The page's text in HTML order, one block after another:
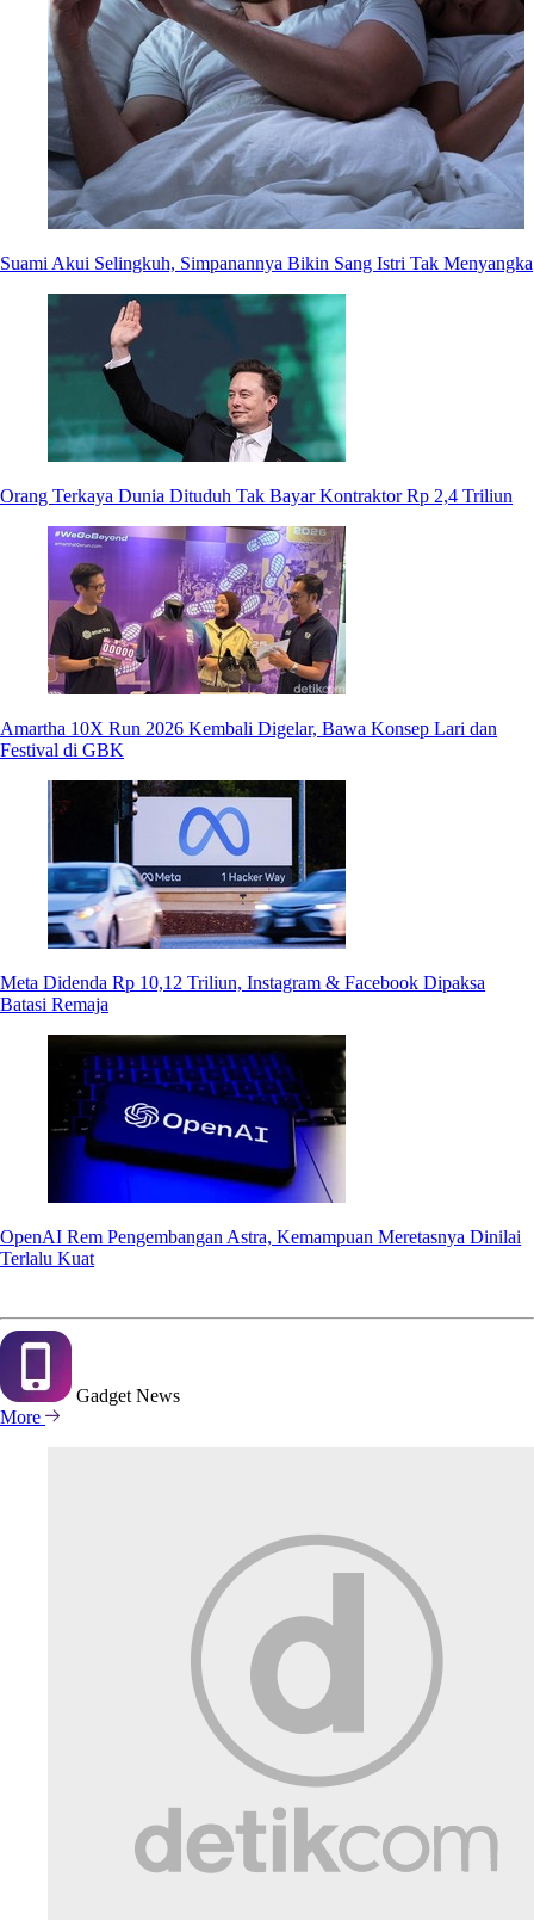
Suami Akui Selingkuh, Simpanannya Bikin Sang Istri Tak Menyangka
Orang Terkaya Dunia Dituduh Tak Bayar Kontraktor Rp 2,4 Triliun
Amartha 10X Run 2026 Kembali Digelar, Bawa Konsep Lari dan
Festival di GBK
Meta Didenda Rp 10,12 Triliun, Instagram & Facebook Dipaksa
Batasi Remaja
OpenAI Rem Pengembangan Astra, Kemampuan Meretasnya Dinilai
Terlalu Kuat
Gadget News
More